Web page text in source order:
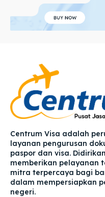
Centrum Visa adalah
layanan pengurusan
paspor dan visa.
memberikan pelayanan
mitra terpercaya bagi
dalam mempersiapkan
negeri.